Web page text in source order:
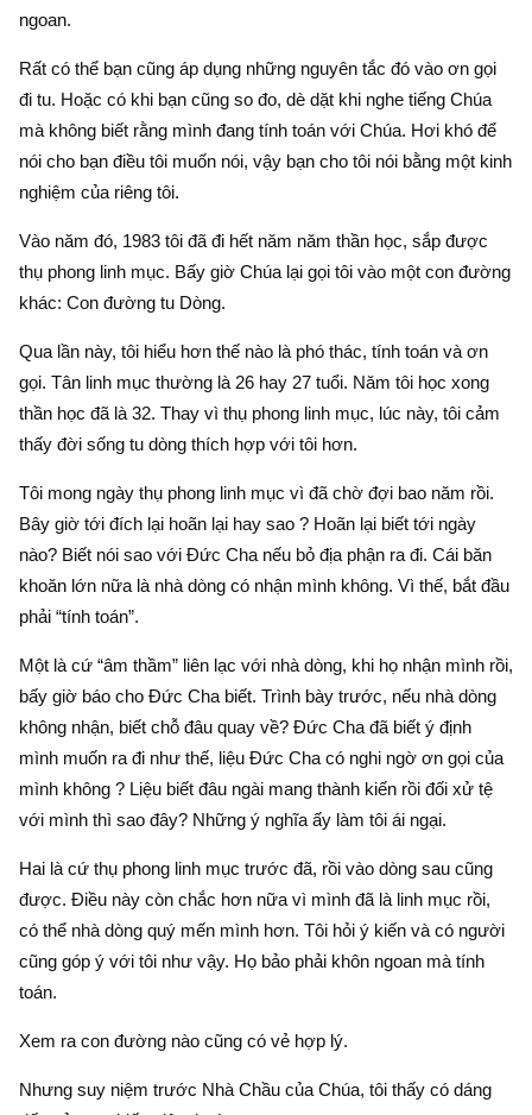
ngoan.
Rất có thể bạn cũng áp dụng những nguyên tắc đó vào ơn gọi
đi tu. Hoặc có khi bạn cũng so đo, dè dặt khi nghe tiếng Chúa
mà không biết rằng mình đang tính toán với Chúa. Hơi khó để
nói cho bạn điều tôi muốn nói, vậy bạn cho tôi nói bằng một kinh
nghiệm của riêng tôi.
Vào năm đó, 1983 tôi đã đi hết năm năm thần học, sắp được
thụ phong linh mục. Bấy giờ Chúa lại gọi tôi vào một con đường
khác: Con đường tu Dòng.
Qua lần này, tôi hiểu hơn thế nào là phó thác, tính toán và ơn
gọi. Tân linh mục thường là 26 hay 27 tuổi. Năm tôi học xong
thần học đã là 32. Thay vì thụ phong linh mục, lúc này, tôi cảm
thấy đời sống tu dòng thích hợp với tôi hơn.
Tôi mong ngày thụ phong linh mục vì đã chờ đợi bao năm rồi.
Bây giờ tới đích lại hoãn lại hay sao ? Hoãn lại biết tới ngày
nào? Biết nói sao với Đức Cha nếu bỏ địa phận ra đi. Cái băn
khoăn lớn nữa là nhà dòng có nhận mình không. Vì thế, bắt đầu
phải “tính toán”.
Một là cứ “âm thầm” liên lạc với nhà dòng, khi họ nhận mình rồi,
bấy giờ báo cho Đức Cha biết. Trình bày trước, nếu nhà dòng
không nhận, biết chỗ đâu quay về? Đức Cha đã biết ý định
mình muốn ra đi như thế, liệu Đức Cha có nghi ngờ ơn gọi của
mình không ? Liệu biết đâu ngài mang thành kiến rồi đối xử tệ
với mình thì sao đây? Những ý nghĩa ấy làm tôi ái ngại.
Hai là cứ thụ phong linh mục trước đã, rồi vào dòng sau cũng
được. Điều này còn chắc hơn nữa vì mình đã là linh mục rồi,
có thể nhà dòng quý mến mình hơn. Tôi hỏi ý kiến và có người
cũng góp ý với tôi như vậy. Họ bảo phải khôn ngoan mà tính
toán.
Xem ra con đường nào cũng có vẻ hợp lý.
Nhưng suy niệm trước Nhà Chầu của Chúa, tôi thấy có dáng